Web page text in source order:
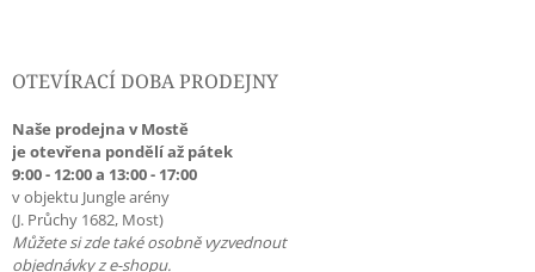
OTEVÍRACÍ DOBA PRODEJNY
Naše prodejna v Mostě
je otevřena pondělí až pátek
9:00 - 12:00 a 13:00 - 17:00
v objektu Jungle arény
(J. Průchy 1682, Most)
Můžete si zde také osobně vyzvednout
objednávky z e-shopu.